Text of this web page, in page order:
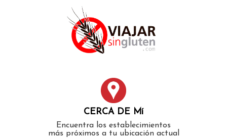
CERCA DE Mí
Encuentra los establecimientos
más próximos a tu ubicación actual
authorized to show the cookie declaration for domain group
ID 546ddaab-b478-4440-aa8a-3b0205284212. Please add it to
the domain group in the Cookiebot Manager to authorize